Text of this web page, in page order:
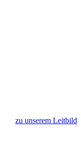
zu unserem Leitbild